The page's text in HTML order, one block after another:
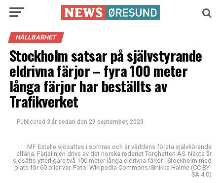
HÅLLBARHET
Stockholm satsar på självstyrande
eldrivna färjor – fyra 100 meter
långa färjor har beställts av
Trafikverket
Publicerad 3 år sedan den 29 september, 2023
MF Estelle sjösattes i somras och är världens första självkörande
elfärja. Färjelinjen drivs av det norska rederiet Torghatten AS. Nästa år
sjösätts ytterligare två 100 meter långa eldrivna färjor i Stockholm med
plats för 60 bilar var. Foto: Wikipedia Commons/Sinikka Halme (CC BY-
SA 4.0)